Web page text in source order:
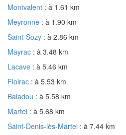
Montvalent : à 1.61 km
Meyronne : à 1.90 km
Saint-Sozy : à 2.86 km
Mayrac : à 3.48 km
Lacave : à 5.46 km
Floirac : à 5.53 km
Baladou : à 5.58 km
Martel : à 5.68 km
Saint-Denis-lès-Martel : à 7.44 km